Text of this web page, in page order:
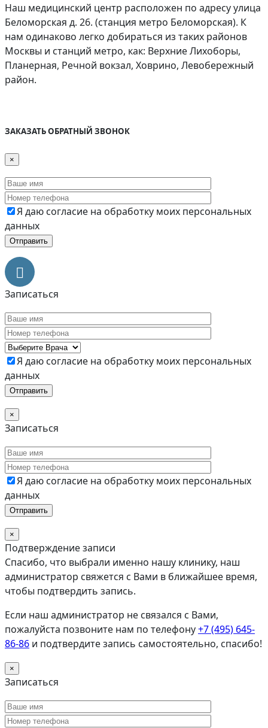
Наш медицинский центр расположен по адресу улица
Беломорская д. 26. (станция метро Беломорская). К
нам одинаково легко добираться из таких районов
Москвы и станций метро, как: Верхние Лихоборы,
Планерная, Речной вокзал, Ховрино, Левобережный
район.
ЗАКАЗАТЬ ОБРАТНЫЙ ЗВОНОК
×
Я даю согласие на обработку моих персональных
данных
Записаться
Я даю согласие на обработку моих персональных
данных
×
Записаться
Я даю согласие на обработку моих персональных
данных
×
Подтверждение записи
Спасибо, что выбрали именно нашу клинику, наш
администратор свяжется с Вами в ближайшее время,
чтобы подтвердить запись.
Если наш администратор не связался с Вами,
пожалуйста позвоните нам по телефону+7 (495) 645-
86-86 и подтвердите запись самостоятельно, спасибо!
×
Записаться